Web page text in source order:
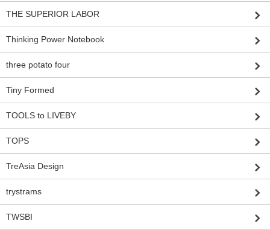
THE SUPERIOR LABOR
Thinking Power Notebook
three potato four
Tiny Formed
TOOLS to LIVEBY
TOPS
TreAsia Design
trystrams
TWSBI